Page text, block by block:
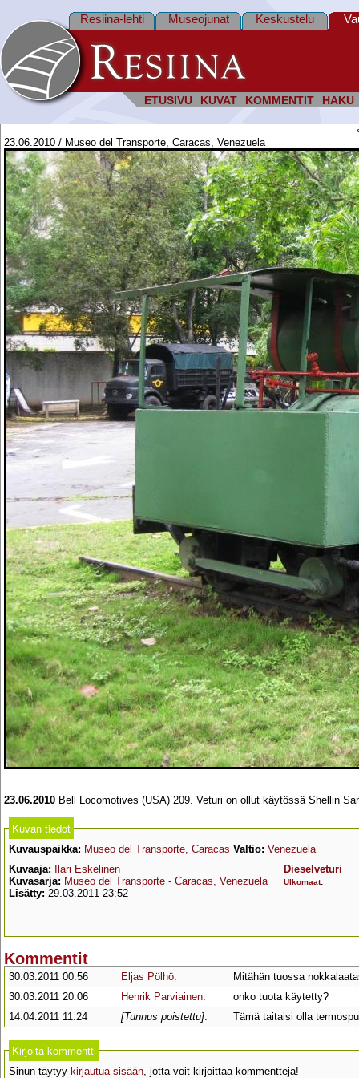
ETUSIVU KUVAT KOMMENTIT HAKU
Resiina-lehti Museojunat Keskustelu
23.06.2010 / Museo del Transporte, Caracas, Venezuela
23.06.2010 Bell Locomotives (USA) 209. Veturi on ollut käytössä Shellin
Kuvan tiedot
Kuvauspaikka: Museo del Transporte, Caracas Valtio: Venezuela
Kuvaaja:
Ilari Eskelinen
Kuvasarja: Museo del Transporte - Caracas, Venezuela
Lisätty: 29.03.2011 23:52
Dieselveturi
Ulkomaat:
Kommentit
30.03.2011 00:56 Eljas Pölhö:
Mitähän tuossa
30.03.2011 20:06
Henrik Parviainen:
onko tuota käytetty?
14.04.2011 11:24
[Tunnus poistettu]: Tämä taitaisi olla
Kirjoita kommentti
Sinun täytyy kirjautua sisään, jotta voit kirjoittaa kommentteja!